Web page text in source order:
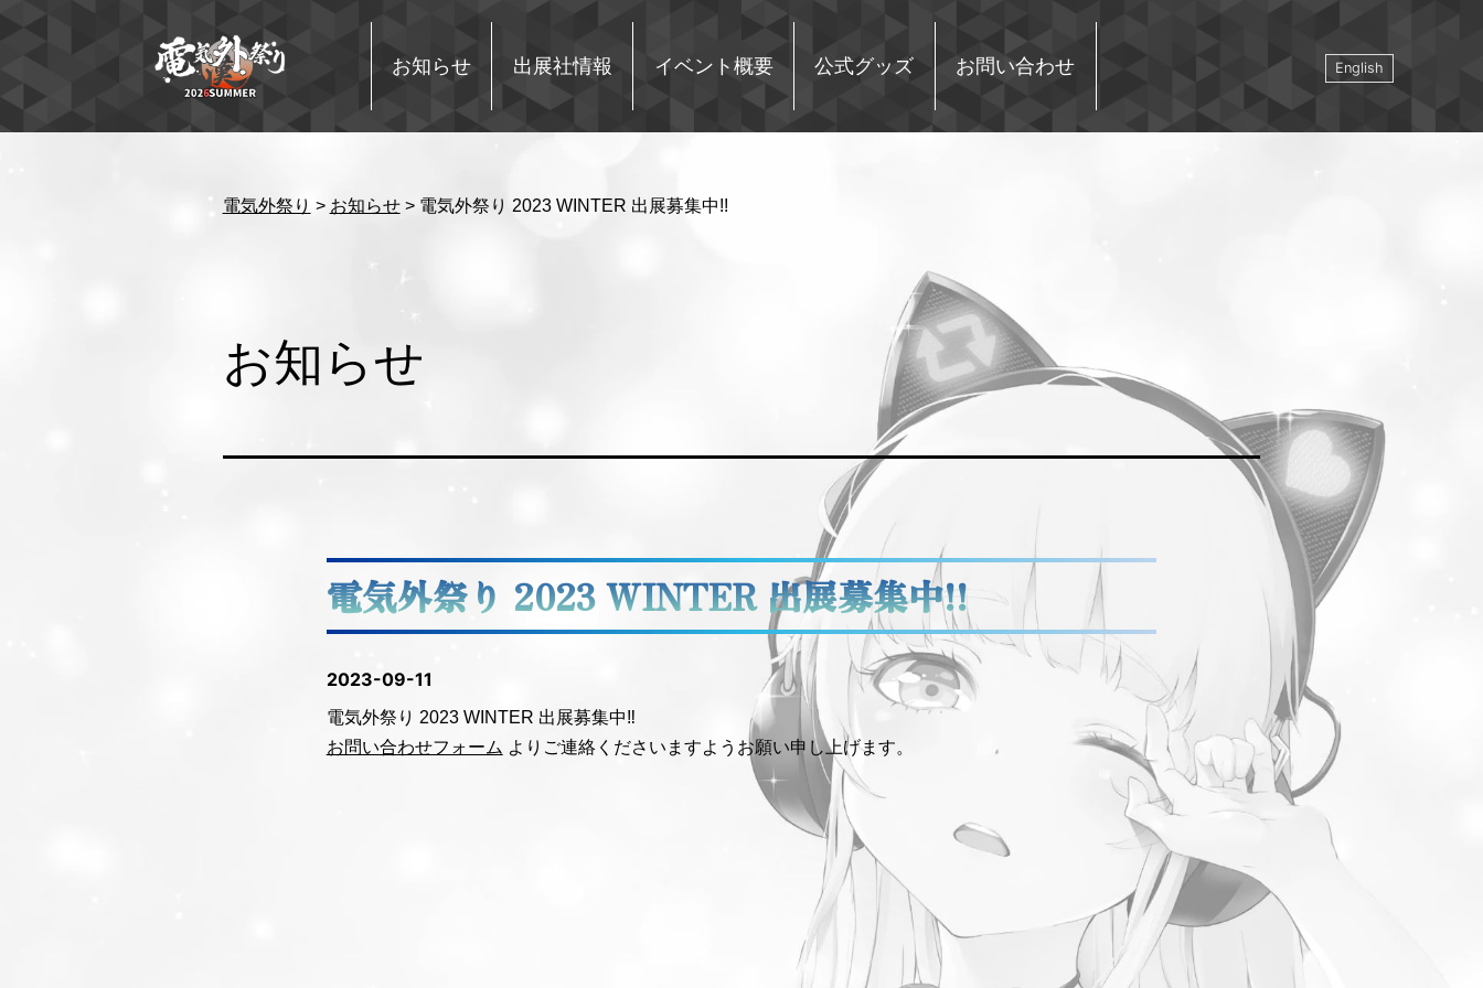
コ
へ
お知らせ 出展社情報 イベント概要 公式グッズ お問い合わせ English
電気外祭り > お知らせ> 電気外祭り 2023 WINTER 出展募集中!!
お知らせ
電気外祭り 2023 WINTER 出展募集中!!
2023-09-11
電気外祭り 2023 WINTER 出展募集中‼
お問い合わせフォーム よりご連絡くださいますようお願い申し上げます。